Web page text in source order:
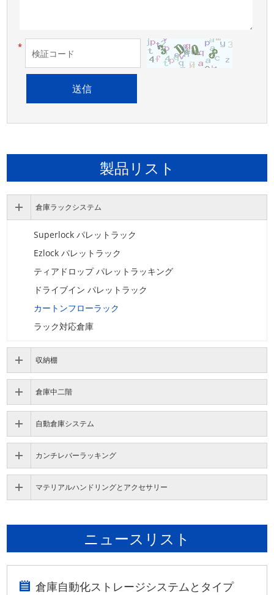
*
製品リスト
倉庫ラックシステム
Superlock パレットラック
Ezlock パレットラック
ティアドロップ パレットラッキング
ドライブイン パレットラック
カートンフローラック
ラック対応倉庫
収納棚
倉庫中二階
自動倉庫システム
カンチレバーラッキング
マテリアルハンドリングとアクセサリー
ニュースリスト
倉庫自動化ストレージシステムとタイプ